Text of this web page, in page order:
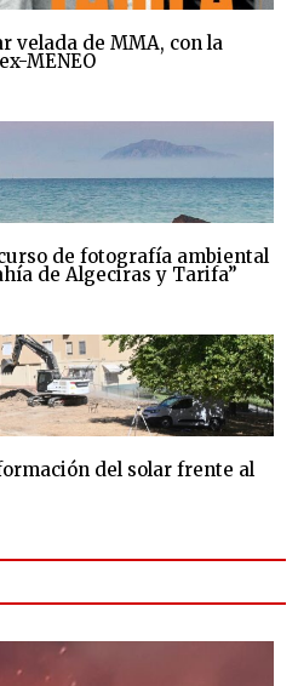
velada de MMA, con la
MENEO
de fotografía ambiental
de Algeciras y Tarifa”
del solar frente al